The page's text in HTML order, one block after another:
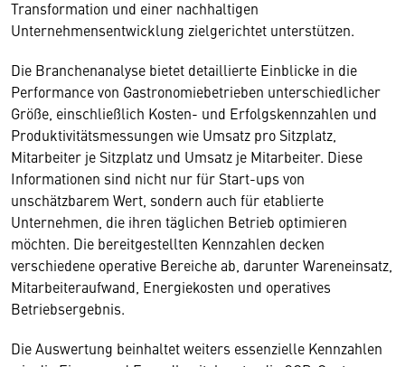
Transformation und einer nachhaltigen
Unternehmensentwicklung zielgerichtet unterstützen.
Die Branchenanalyse bietet detaillierte Einblicke in die
Performance von Gastronomiebetrieben unterschiedlicher
Größe, einschließlich Kosten- und Erfolgskennzahlen und
Produktivitätsmessungen wie Umsatz pro Sitzplatz,
Mitarbeiter je Sitzplatz und Umsatz je Mitarbeiter. Diese
Informationen sind nicht nur für Start-ups von
unschätzbarem Wert, sondern auch für etablierte
Unternehmen, die ihren täglichen Betrieb optimieren
möchten. Die bereitgestellten Kennzahlen decken
verschiedene operative Bereiche ab, darunter Wareneinsatz,
Mitarbeiteraufwand, Energiekosten und operatives
Betriebsergebnis.
Die Auswertung beinhaltet weiters essenzielle Kennzahlen